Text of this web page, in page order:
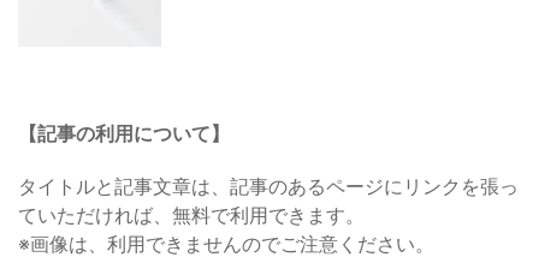
【記事の利用について】
タイトルと記事文章は、記事のあるページにリンクを張っ
ていただければ、無料で利用できます。
※画像は、利用できませんのでご注意ください。